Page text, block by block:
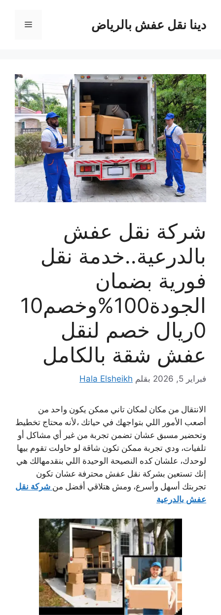
المحتوىدينا نقل عفش بالرياض القائمة
شركة نقل عفش
بالدرعية..خدمة نقل
فورية بضمان
الجودة100%وخصم10
0ريال خصم لنقل
عفش شقة بالكامل
فبراير 5, 2026 بقلم Hala Elsheikh
الانتقال من مكان لمكان تاني ممكن يكون واحد من
أصعب الأمور اللي بتواجهك في حياتك ،لأنه محتاج تخطيط
وتحضير مسبق عشان تضمن تجربة من غير أي مشاكل أو
تلفيات، ودي تجربة ممكن تكون شاقة لو حاولت تقوم بيها
لوحدك، علشان كده النصيحة الوحيدة اللي بنقدمهالك هي
إنك تستعين بشركة نقل عفش محترفة عشان تكون
تجربتك أسهل وأسرع، ومش هتلاقي أفضل من شركة نقل
عفش بالدرعية